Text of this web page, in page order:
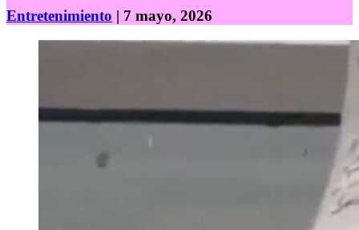
Entretenimiento | 7 mayo, 2026